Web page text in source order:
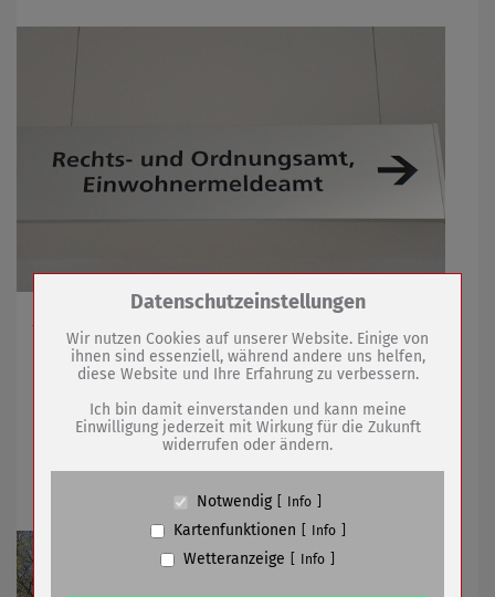
Bürgerinnen und Bürger können Ideen
Zum Betrieb der Seite notwendige Cookies /
Name
PHP Session Cookie
Anbieter
Eigentümer dieser Website (Wenko-
Wenselaar GmbH & Co. KG)
Absicherung Kontaktformular / SPAM
Cookiespeicherung Entscheidungscookie
Anbieter
Eigentümer dieser Website (Wenko-
Datenschutzeinstellungen
Wir nutzen Cookies auf unserer Website. Einige von
ihnen sind essenziell, während andere uns helfen,
diese Website und Ihre Erfahrung zu verbessern.
Ich bin damit einverstanden und kann meine
Einwilligung jederzeit mit Wirkung für die Zukunft
widerrufen oder ändern.
Notwendig Info
Kartenfunktionen Info
Wetteranzeige Info